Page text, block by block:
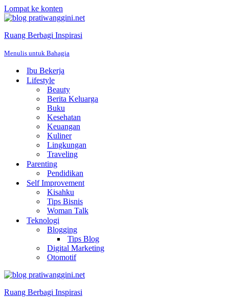
Lompat ke konten
Ruang Berbagi Inspirasi
Menulis untuk Bahagia
Ibu Bekerja
Lifestyle
Beauty
Berita Keluarga
Buku
Kesehatan
Keuangan
Kuliner
Lingkungan
Traveling
Parenting
Pendidikan
Self Improvement
Kisahku
Tips Bisnis
Woman Talk
Teknologi
Blogging
Tips Blog
Digital Marketing
Otomotif
Ruang Berbagi Inspirasi